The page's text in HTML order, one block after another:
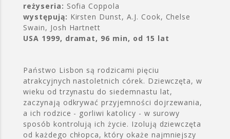
reżyseria: Sofia Coppola
występują: Kirsten Dunst, A.J. Cook, Chelse
Swain, Josh Hartnett
USA 1999, dramat, 96 min, od 15 lat
Państwo Lisbon są rodzicami pięciu
atrakcyjnych nastoletnich córek. Dziewczęta, w
wieku od trzynastu do siedemnastu lat,
zaczynają odkrywać przyjemności dojrzewania,
a ich rodzice - gorliwi katolicy - w surowy
sposób kontrolują ich życie. Izolują dziewczęta
od każdego chłopca, który okaże najmniejszy